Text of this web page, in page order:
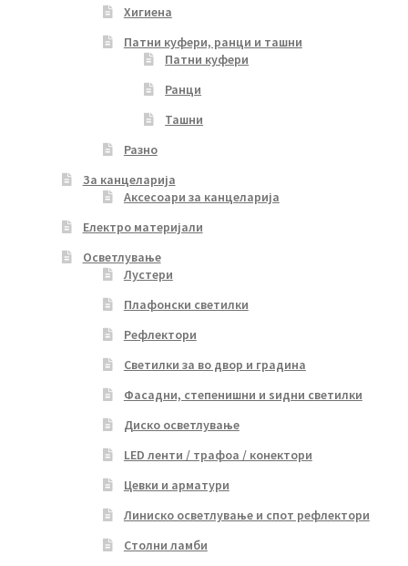
Хигиена
Патни куфери, ранци и ташни
Патни куфери
Ранци
Ташни
Разно
За канцеларија
Аксесоари за канцеларија
Електро материјали
Осветлување
Лустери
Плафонски светилки
Рефлектори
Светилки за во двор и градина
Фасадни, степенишни и ѕидни светилки
Диско осветлување
LED ленти / трафоа / конектори
Цевки и арматури
Линиско осветлување и спот рефлектори
Столни ламби